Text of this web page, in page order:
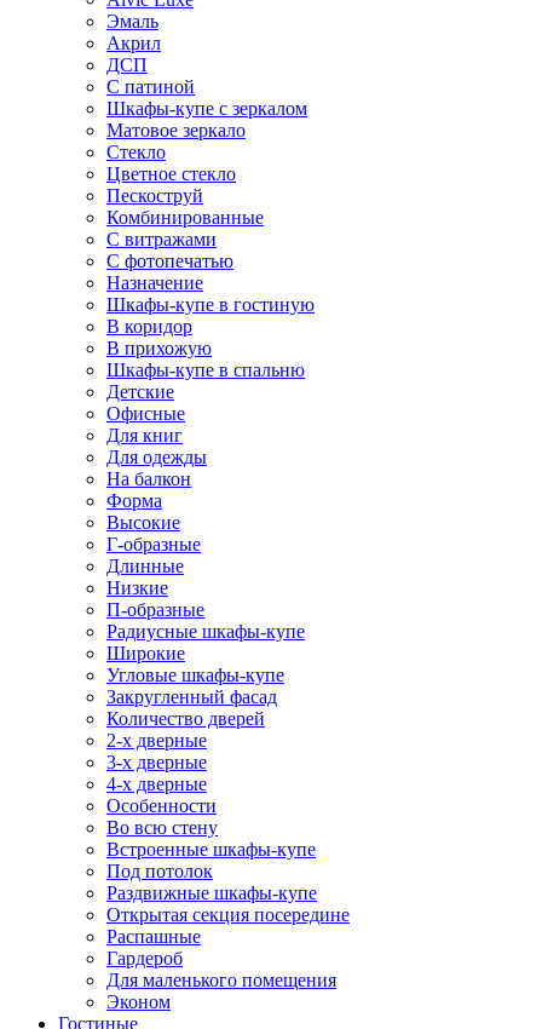
Эмаль
Акрил
ДСП
С патиной
Шкафы-купе с зеркалом
Матовое зеркало
Стекло
Цветное стекло
Пескоструй
Комбинированные
С витражами
С фотопечатью
Назначение
Шкафы-купе в гостиную
В коридор
В прихожую
Шкафы-купе в спальню
Детские
Офисные
Для книг
Для одежды
На балкон
Форма
Высокие
Г-образные
Длинные
Низкие
П-образные
Радиусные шкафы-купе
Широкие
Угловые шкафы-купе
Закругленный фасад
Количество дверей
2-х дверные
3-х дверные
4-х дверные
Особенности
Во всю стену
Встроенные шкафы-купе
Под потолок
Раздвижные шкафы-купе
Открытая секция посередине
Распашные
Гардероб
Для маленького помещения
Эконом
Гостиные